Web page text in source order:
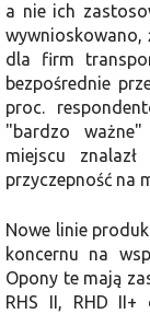
a nie ich
wywnioskowano,
dla firm
bezpośrednie
proc.
"bardzo
miejscu
przyczepność na
Nowe linie
koncernu na
Opony te mają
RHS II, RHD